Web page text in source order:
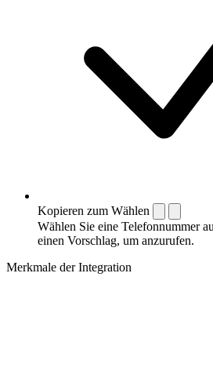
Kopieren zum Wählen
Wählen Sie eine Telefonnummer
einen Vorschlag, um anzurufen.
Merkmale der Integration